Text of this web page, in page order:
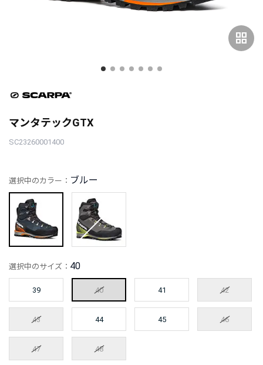
grid_view
マンタテックGTX
SC23260001400
選択中のカラー： ブルー
選択中のサイズ： 40
39 40 41 42
43 44 45 46
47 48